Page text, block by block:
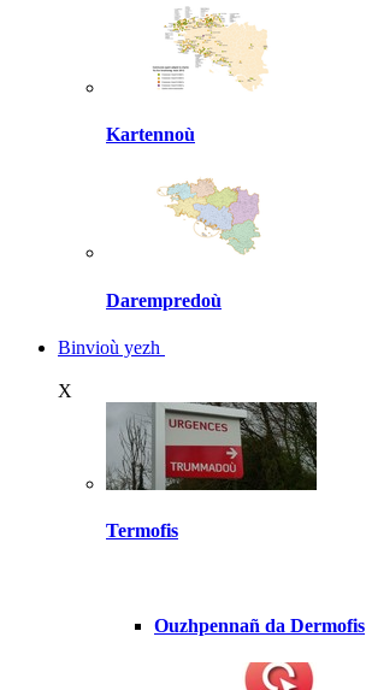
Kartennoù
Darempredoù
Binvioù yezh
X
Termofis
Ouzhpennañ da Dermofis